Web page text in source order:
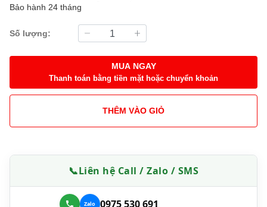
Bảo hành 24 tháng
Số lượng:
MUA NGAY
Thanh toán bằng tiền mặt hoặc chuyển khoản
THÊM VÀO GIỎ
📞Liên hệ Call / Zalo / SMS
0975 530 691